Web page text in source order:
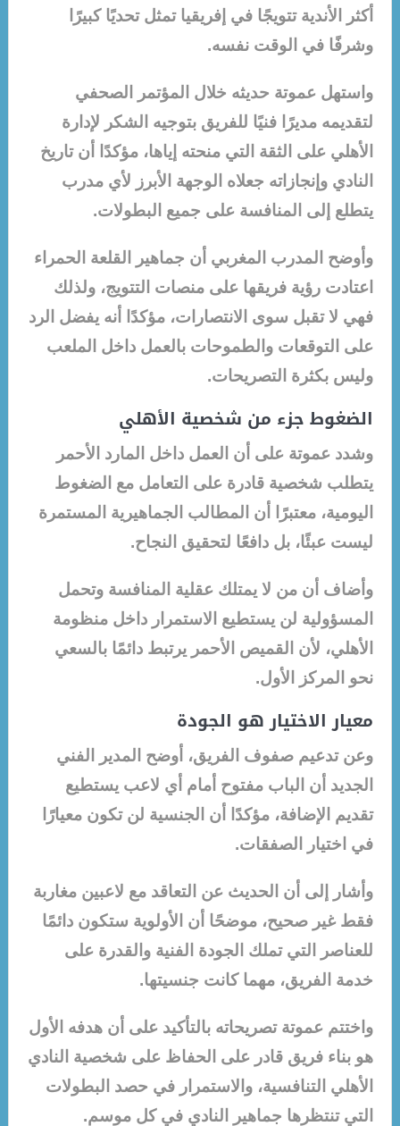
أكثر الأندية تتويجًا في إفريقيا تمثل تحديًا كبيرًا
وشرفًا في الوقت نفسه.
واستهل عموتة حديثه خلال المؤتمر الصحفي
لتقديمه مديرًا فنيًا للفريق بتوجيه الشكر لإدارة
الأهلي على الثقة التي منحته إياها، مؤكدًا أن تاريخ
النادي وإنجازاته جعلاه الوجهة الأبرز لأي مدرب
يتطلع إلى المنافسة على جميع البطولات.
وأوضح المدرب المغربي أن جماهير القلعة الحمراء
اعتادت رؤية فريقها على منصات التتويج، ولذلك
فهي لا تقبل سوى الانتصارات، مؤكدًا أنه يفضل الرد
على التوقعات والطموحات بالعمل داخل الملعب
وليس بكثرة التصريحات.
الضغوط جزء من شخصية الأهلي
وشدد عموتة على أن العمل داخل المارد الأحمر
يتطلب شخصية قادرة على التعامل مع الضغوط
اليومية، معتبرًا أن المطالب الجماهيرية المستمرة
ليست عبئًا، بل دافعًا لتحقيق النجاح.
وأضاف أن من لا يمتلك عقلية المنافسة وتحمل
المسؤولية لن يستطيع الاستمرار داخل منظومة
الأهلي، لأن القميص الأحمر يرتبط دائمًا بالسعي
نحو المركز الأول.
معيار الاختيار هو الجودة
وعن تدعيم صفوف الفريق، أوضح المدير الفني
الجديد أن الباب مفتوح أمام أي لاعب يستطيع
تقديم الإضافة، مؤكدًا أن الجنسية لن تكون معيارًا
في اختيار الصفقات.
وأشار إلى أن الحديث عن التعاقد مع لاعبين مغاربة
فقط غير صحيح، موضحًا أن الأولوية ستكون دائمًا
للعناصر التي تملك الجودة الفنية والقدرة على
خدمة الفريق، مهما كانت جنسيتها.
واختتم عموتة تصريحاته بالتأكيد على أن هدفه الأول
هو بناء فريق قادر على الحفاظ على شخصية النادي
الأهلي التنافسية، والاستمرار في حصد البطولات
التي تنتظرها جماهير النادي في كل موسم.